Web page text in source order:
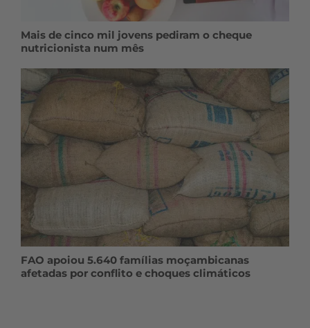
Mais de cinco mil jovens pediram o cheque
nutricionista num mês
FAO apoiou 5.640 famílias moçambicanas
afetadas por conflito e choques climáticos